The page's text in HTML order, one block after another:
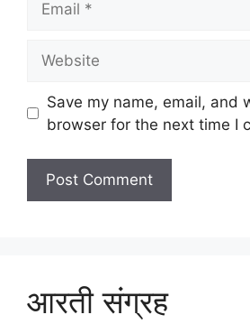
Save my name, email, and
browser for the next time I
आरती संग्रह